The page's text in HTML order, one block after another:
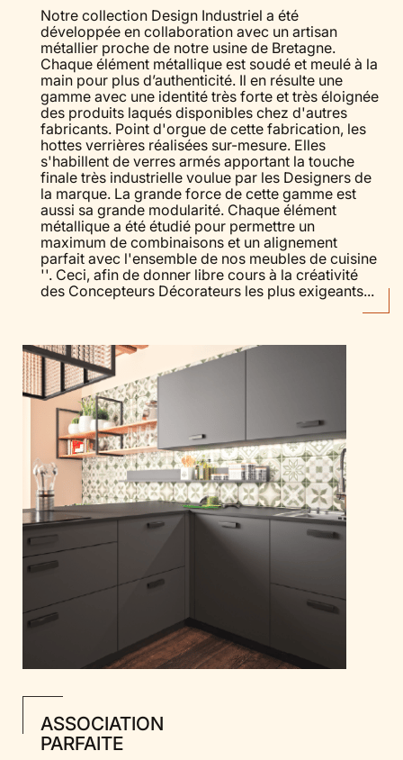
Notre collection Design Industriel a été
développée en collaboration avec un artisan
métallier proche de notre usine de Bretagne.
Chaque élément métallique est soudé et meulé à la
main pour plus d’authenticité. Il en résulte une
gamme avec une identité très forte et très éloignée
des produits laqués disponibles chez d'autres
fabricants. Point d'orgue de cette fabrication, les
hottes verrières réalisées sur-mesure. Elles
s'habillent de verres armés apportant la touche
finale très industrielle voulue par les Designers de
la marque. La grande force de cette gamme est
aussi sa grande modularité. Chaque élément
métallique a été étudié pour permettre un
maximum de combinaisons et un alignement
parfait avec l'ensemble de nos meubles de cuisine
''. Ceci, afin de donner libre cours à la créativité
des Concepteurs Décorateurs les plus exigeants...
ASSOCIATION
PARFAITE